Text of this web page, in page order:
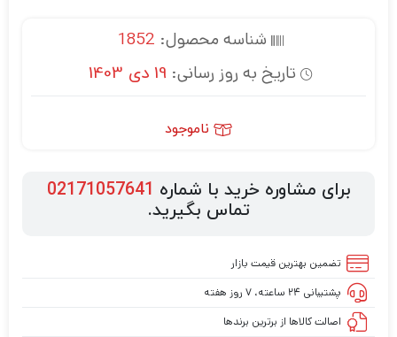
شناسه محصول: 1852
تاریخ به روز رسانی: 19 دی 1403
ناموجود
برای مشاوره خرید با شماره 02171057641
تماس بگیرید.
تضمین بهترین قیمت بازار
پشتیبانی ۲۴ ساعته، ۷ روز هفته
اصالت کالاها از برترین برندها